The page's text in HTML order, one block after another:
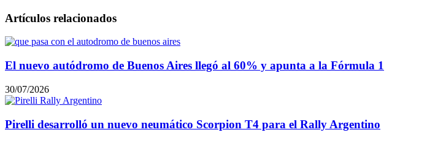
Artículos relacionados
El nuevo autódromo de Buenos Aires llegó al 60% y apunta a la Fórmula 1
30/07/2026
Pirelli desarrolló un nuevo neumático Scorpion T4 para el Rally Argentino